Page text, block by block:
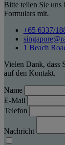
Bitte teilen Sie uns
Formulars mit.
+65 6337/
1 Beach
Vielen Dank, dass
auf den Kontakt.
Name
E-Mail
Telefon
Nachricht